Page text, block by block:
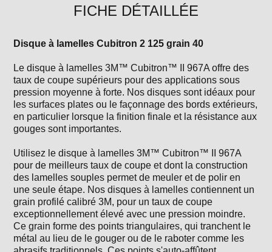
FICHE DÉTAILLÉE
Disque à lamelles Cubitron 2 125 grain 40
Le disque à lamelles 3M™ Cubitron™ II 967A offre des
taux de coupe supérieurs pour des applications sous
pression moyenne à forte. Nos disques sont idéaux pour
les surfaces plates ou le façonnage des bords extérieurs,
en particulier lorsque la finition finale et la résistance aux
gouges sont importantes.
Utilisez le disque à lamelles 3M™ Cubitron™ II 967A
pour de meilleurs taux de coupe et dont la construction
des lamelles souples permet de meuler et de polir en
une seule étape. Nos disques à lamelles contiennent un
grain profilé calibré 3M, pour un taux de coupe
exceptionnellement élevé avec une pression moindre.
Ce grain forme des points triangulaires, qui tranchent le
métal au lieu de le gouger ou de le raboter comme les